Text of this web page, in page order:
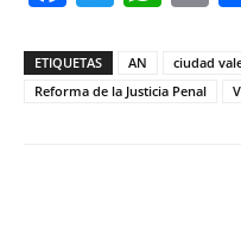
ETIQUETAS AN ciudad
Reforma de la Justicia Penal